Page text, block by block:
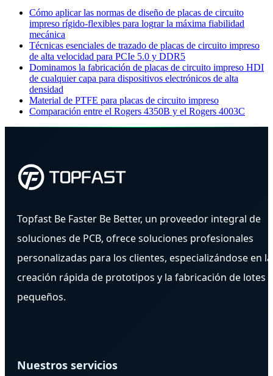
Cómo aplicar las normas de diseño de placas de circuito
impreso rígido-flexibles para lograr la máxima fiabilidad
mecánica
Técnicas esenciales de trazado de placas de circuito impreso
de alta velocidad para PCIe 5.0 y DDR5
Dominamos la fabricación de placas de circuito impreso HDI
de cualquier capa para dispositivos electrónicos de alta
densidad
Material de PTFE para placas de circuito impreso
Comparación entre el Rogers 4350B y el Rogers 4003C
Topfast Be Faster Be Better, un proveedor integral de
soluciones de PCB, ofrece soluciones profesionales
personalizadas para los clientes, especializándose en la
creación rápida de prototipos y la fabricación de lotes
pequeños.
Nuestros servicios